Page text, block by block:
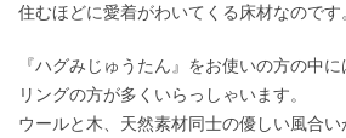
住むほどに愛着がわいてくる床材なのです
『ハグみじゅうたん』をお使いの方の中
リングの方が多くいらっしゃいます。
ウールと木、天然素材同士の優しい風合